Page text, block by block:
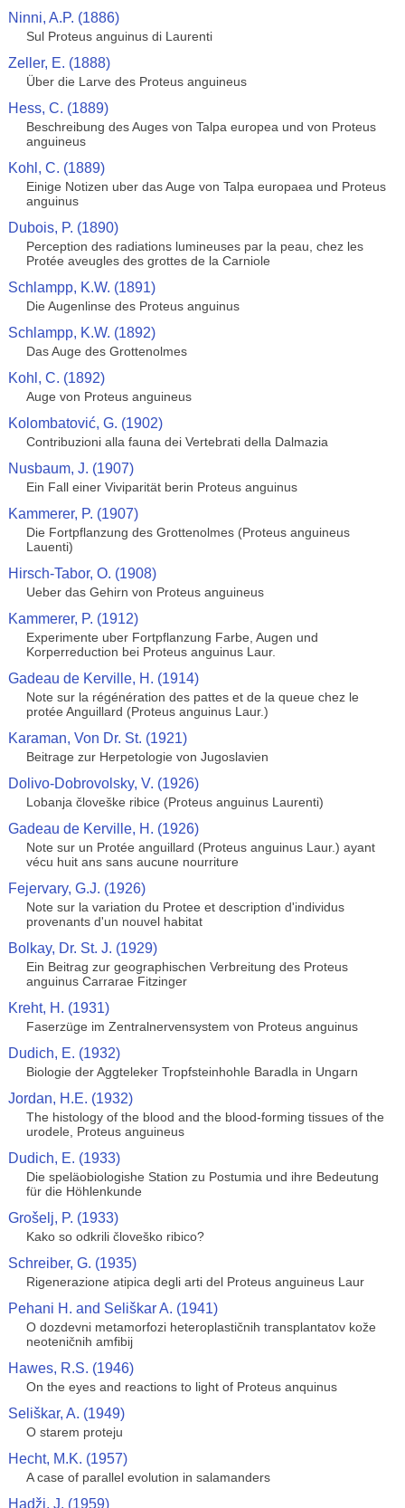
Ninni, A.P. (1886)
Sul Proteus anguinus di Laurenti
Zeller, E. (1888)
Über die Larve des Proteus anguineus
Hess, C. (1889)
Beschreibung des Auges von Talpa europea und von Proteus
anguineus
Kohl, C. (1889)
Einige Notizen uber das Auge von Talpa europaea und Proteus
anguinus
Dubois, P. (1890)
Perception des radiations lumineuses par la peau, chez les
Protée aveugles des grottes de la Carniole
Schlampp, K.W. (1891)
Die Augenlinse des Proteus anguinus
Schlampp, K.W. (1892)
Das Auge des Grottenolmes
Kohl, C. (1892)
Auge von Proteus anguineus
Kolombatović, G. (1902)
Contribuzioni alla fauna dei Vertebrati della Dalmazia
Nusbaum, J. (1907)
Ein Fall einer Viviparität berin Proteus anguinus
Kammerer, P. (1907)
Die Fortpflanzung des Grottenolmes (Proteus anguineus
Lauenti)
Hirsch-Tabor, O. (1908)
Ueber das Gehirn von Proteus anguineus
Kammerer, P. (1912)
Experimente uber Fortpflanzung Farbe, Augen und
Korperreduction bei Proteus anguinus Laur.
Gadeau de Kerville, H. (1914)
Note sur la régénération des pattes et de la queue chez le
protée Anguillard (Proteus anguinus Laur.)
Karaman, Von Dr. St. (1921)
Beitrage zur Herpetologie von Jugoslavien
Dolivo-Dobrovolsky, V. (1926)
Lobanja človeške ribice (Proteus anguinus Laurenti)
Gadeau de Kerville, H. (1926)
Note sur un Protée anguillard (Proteus anguinus Laur.) ayant
vécu huit ans sans aucune nourriture
Fejervary, G.J. (1926)
Note sur la variation du Protee et description d'individus
provenants d'un nouvel habitat
Bolkay, Dr. St. J. (1929)
Ein Beitrag zur geographischen Verbreitung des Proteus
anguinus Carrarae Fitzinger
Kreht, H. (1931)
Faserzüge im Zentralnervensystem von Proteus anguinus
Dudich, E. (1932)
Biologie der Aggteleker Tropfsteinhohle Baradla in Ungarn
Jordan, H.E. (1932)
The histology of the blood and the blood-forming tissues of the
urodele, Proteus anguineus
Dudich, E. (1933)
Die speläobiologishe Station zu Postumia und ihre Bedeutung
für die Höhlenkunde
Grošelj, P. (1933)
Kako so odkrili človeško ribico?
Schreiber, G. (1935)
Rigenerazione atipica degli arti del Proteus anguineus Laur
Pehani H. and Seliškar A. (1941)
O dozdevni metamorfozi heteroplastičnih transplantatov kože
neoteničnih amfibij
Hawes, R.S. (1946)
On the eyes and reactions to light of Proteus anquinus
Seliškar, A. (1949)
O starem proteju
Hecht, M.K. (1957)
A case of parallel evolution in salamanders
Hadži, J. (1959)